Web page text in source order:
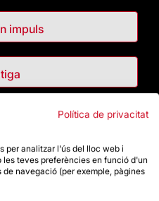
impuls
Política de privacitat
per analitzar l'ús del lloc web i
teves preferències en funció d'un
navegació (per exemple, pàgines